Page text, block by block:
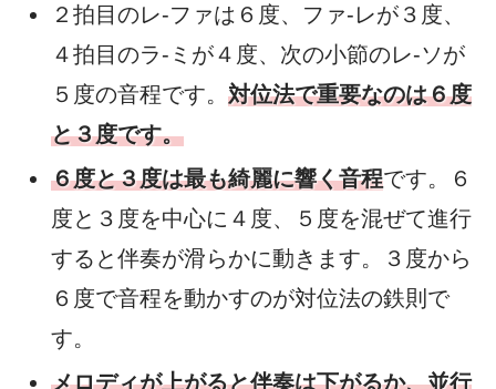
２拍目のレ-ファは６度、ファ-レが３度、
４拍目のラ-ミが４度、次の小節のレ-ソが
５度の音程です。 対位法で重要なのは６度
と３度です。
６度と３度は最も綺麗に響く音程です。６
度と３度を中心に４度、５度を混ぜて進行
すると伴奏が滑らかに動きます。３度から
６度で音程を動かすのが対位法の鉄則で
す。
メロディが上がると伴奏は下がるか、並行